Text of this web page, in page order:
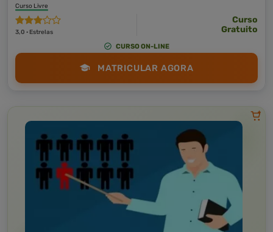
Curso Livre
3,0 · Estrelas
Curso
Gratuito
CURSO ON-LINE
MATRICULAR AGORA